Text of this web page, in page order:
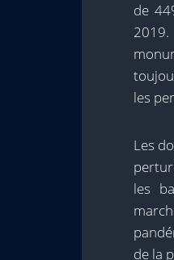
de
les
Les
les
de la